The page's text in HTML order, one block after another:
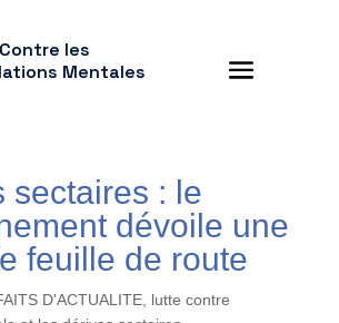
les
Mentales
sectaires : le
dévoile une
feuille de route
D'ACTUALITE, lutte contre